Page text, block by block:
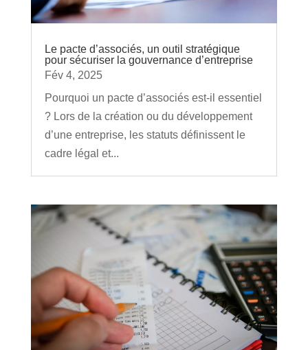
Le pacte d’associés, un outil stratégique
pour sécuriser la gouvernance d’entreprise
Fév 4, 2025
Pourquoi un pacte d’associés est-il essentiel
? Lors de la création ou du développement
d’une entreprise, les statuts définissent le
cadre légal et...